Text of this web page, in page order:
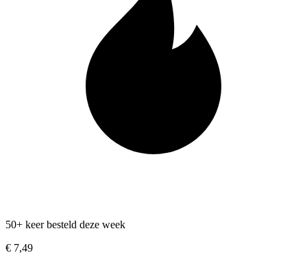
50+ keer besteld deze week
€ 7,49